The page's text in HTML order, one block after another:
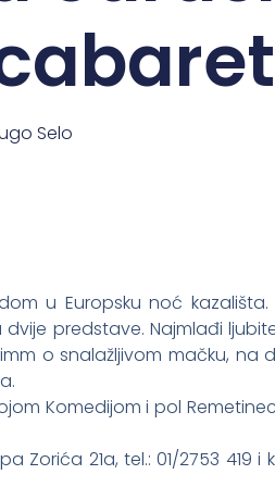
Selo
u Europsku noć kazališta.
predstave. Najmlađi
o snalažljivom mačku, na
Komedijom i pol
21a, tel.: 01/2753 419 i